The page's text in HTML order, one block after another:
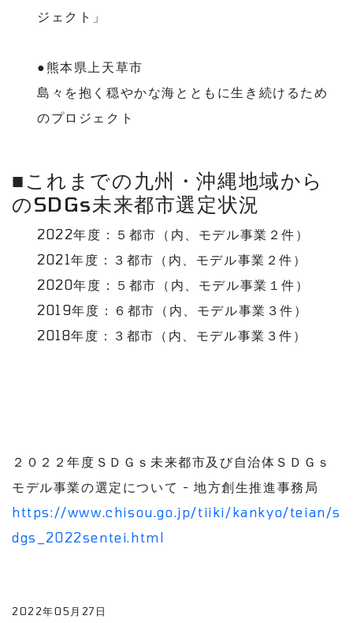
ジェクト」
●熊本県上天草市
島々を抱く穏やかな海とともに生き続けるため
のプロジェクト
■これまでの九州・沖縄地域から
のSDGs未来都市選定状況
2022年度：５都市（内、モデル事業２件）
2021年度：３都市（内、モデル事業２件）
2020年度：５都市（内、モデル事業１件）
2019年度：６都市（内、モデル事業３件）
2018年度：３都市（内、モデル事業３件）
２０２２年度ＳＤＧｓ未来都市及び自治体ＳＤＧｓ
モデル事業の選定について - 地方創生推進事務局
https://www.chisou.go.jp/tiiki/kankyo/teian/s
dgs_2022sentei.html
2022年05月27日